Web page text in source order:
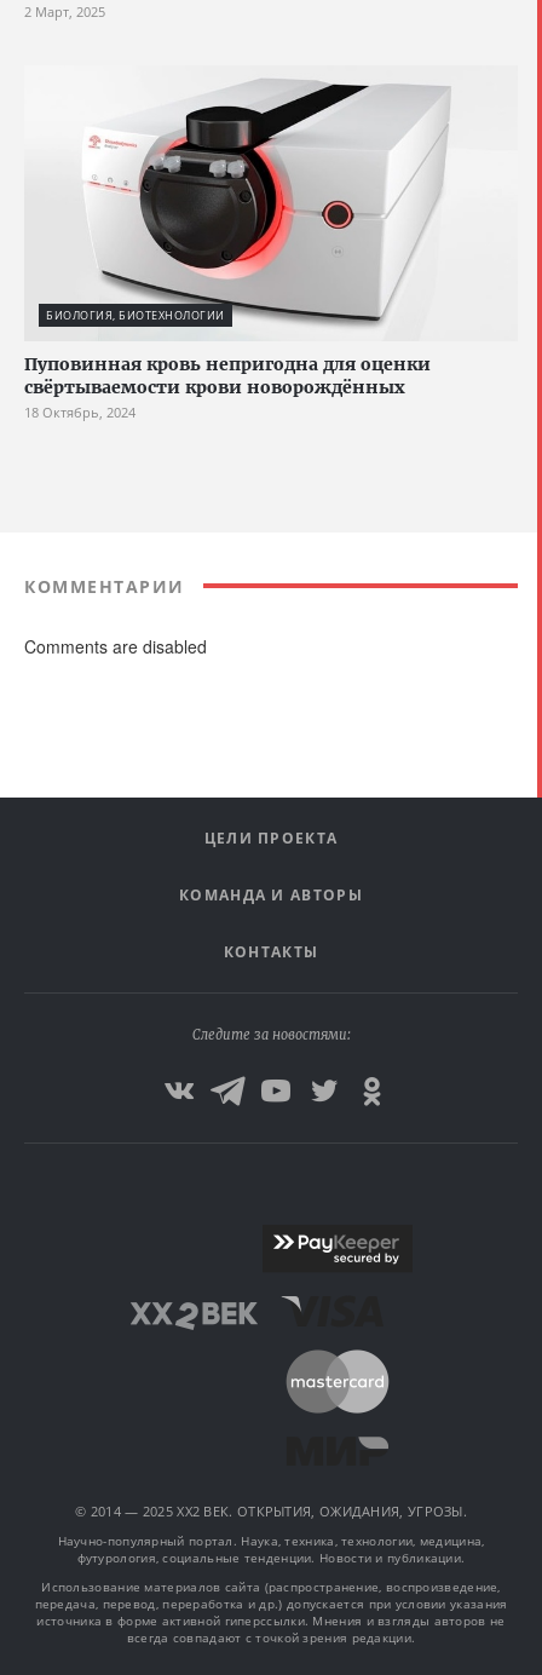
2 Март, 2025
БИОЛОГИЯ, БИОТЕХНОЛОГИИ
Пуповинная кровь непригодна для оценки
свёртываемости крови новорождённых
18 Октябрь, 2024
КОММЕНТАРИИ
Comments are disabled
ЦЕЛИ ПРОЕКТА
КОМАНДА И АВТОРЫ
КОНТАКТЫ
Следите за новостями:
© 2014 — 2025 XX2 ВЕК. ОТКРЫТИЯ, ОЖИДАНИЯ, УГРОЗЫ.
Научно-популярный портал. Наука, техника, технологии, медицина,
футурология, социальные тенденции. Новости и публикации.
Использование материалов сайта (распространение, воспроизведение,
передача, перевод, переработка и др.) допускается при условии указания
источника в форме активной гиперссылки. Мнения и взгляды авторов не
всегда совпадают с точкой зрения редакции.